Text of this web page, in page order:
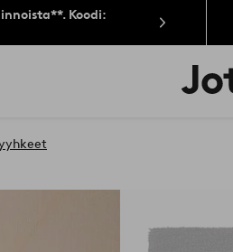
Koodi:
Jotex-
logo